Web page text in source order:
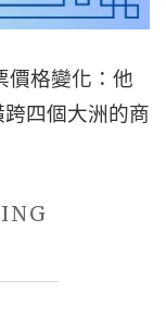
LONG
SLEEVES
IN
價格變化：他
四個大洲的商
代